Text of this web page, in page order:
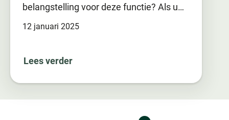
12 januari 2025
belangstelling voor deze functie? Als u…
Lees verder